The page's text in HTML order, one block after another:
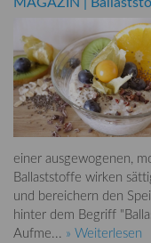
einer ausgewogenen,
Ballaststoffe wirken
und bereichern den
hinter dem Begriff
Aufme... » Weiterlesen